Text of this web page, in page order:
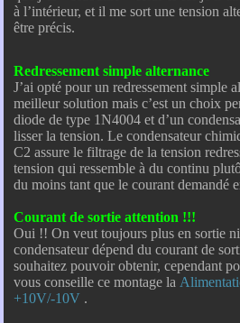
à l’intérieur, et il me sort une tension
être précis.
Redressement simple alternance
J’ai opté pour un redressement simple
meilleur solution mais c’est un choix
diode de type 1N4004 et d’un
lisser la tension. Le condensateur
C2 assure le filtrage de la tension
tension qui ressemble à du continu
du moins tant que le courant demandé
Courant de sortie attention !!!
Oui !! On veut toujours plus en sortie
condensateur dépend du courant de
souhaitez pouvoir obtenir, cependant
vous conseille ce montage la
+10V/-10V .